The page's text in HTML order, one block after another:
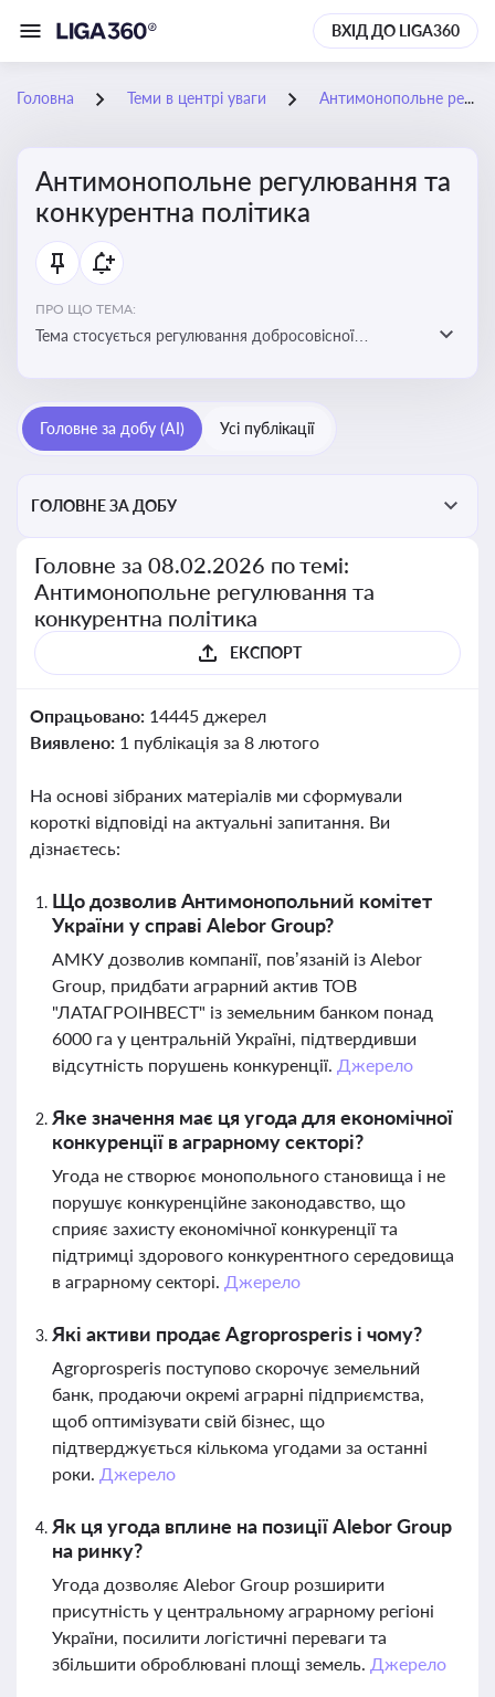
ВХІД ДО LIGA360
Головна Теми в центрі уваги Антимонопольне регулювання та конкурентна політика
Антимонопольне регулювання та
конкурентна політика
ПРО ЩО ТЕМА:
Тема стосується регулювання добросовісної
забезпечення рівних умов для суб’єктів
господарювання
Головне за добу (AI) Усі публікації
ГОЛОВНЕ ЗА ДОБУ
Головне за 08.02.2026 по темі:
Антимонопольне регулювання та
конкурентна політика
ЕКСПОРТ
Опрацьовано: 14445 джерел
Виявлено: 1 публікація за 8 лютого
На основі зібраних матеріалів ми сформували
короткі відповіді на актуальні запитання. Ви
дізнаєтесь:
Що дозволив Антимонопольний комітет
України у справі Alebor Group?
АМКУ дозволив компанії, пов’язаній із Alebor
Group, придбати аграрний актив ТОВ
"ЛАТАГРОІНВЕСТ" із земельним банком понад
6000 га у центральній Україні, підтвердивши
відсутність порушень конкуренції. Джерело
Яке значення має ця угода для економічної
конкуренції в аграрному секторі?
Угода не створює монопольного становища і не
порушує конкуренційне законодавство, що
сприяє захисту економічної конкуренції та
підтримці здорового конкурентного середовища
в аграрному секторі. Джерело
Які активи продає Agroprosperis і чому?
Agroprosperis поступово скорочує земельний
банк, продаючи окремі аграрні підприємства,
щоб оптимізувати свій бізнес, що
підтверджується кількома угодами за останні
роки. Джерело
Як ця угода вплине на позиції Alebor Group
на ринку?
Угода дозволяє Alebor Group розширити
присутність у центральному аграрному регіоні
України, посилити логістичні переваги та
збільшити оброблювані площі земель. Джерело